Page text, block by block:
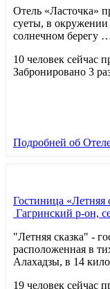
Отель «Ласточка»
суеты, в
солнечном берегу
10 человек сейчас
Забронировано 3
Подробней об
Гостиница «Летняя
Гагринский р-он,
"Летняя сказка" -
расположенная в
Алахадзы, в 14
19 человек сейчас